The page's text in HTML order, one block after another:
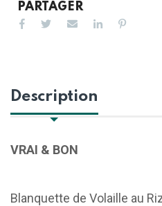
PARTAGER
Description
VRAI & BON
Blanquette de Volaille au